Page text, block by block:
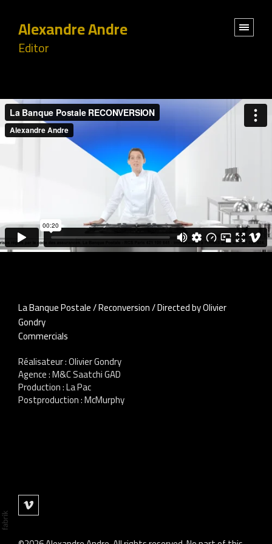
Alexandre Andre
Editor
La Banque Postale / Reconversion / Directed by Olivier
Gondry
Commercials
Réalisateur : Olivier Gondry
Agence : M&C Saatchi GAD
Production : La Pac
Postproduction : McMurphy